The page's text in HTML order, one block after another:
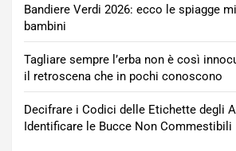
Bandiere Verdi 2026: ecco le spiagge
bambini
Tagliare sempre l’erba non è così
il retroscena che in pochi conoscono
Decifrare i Codici delle Etichette degli
Identificare le Bucce Non Commestibili